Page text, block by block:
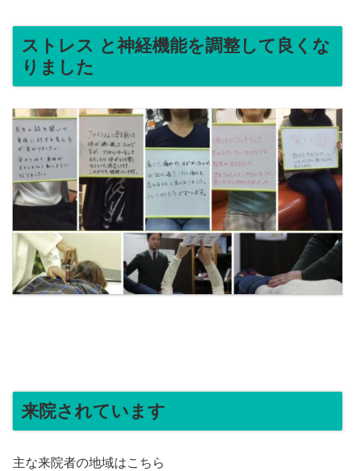
ストレス と神経機能を調整して良くな
りました
来院されています
主な来院者の地域はこちら